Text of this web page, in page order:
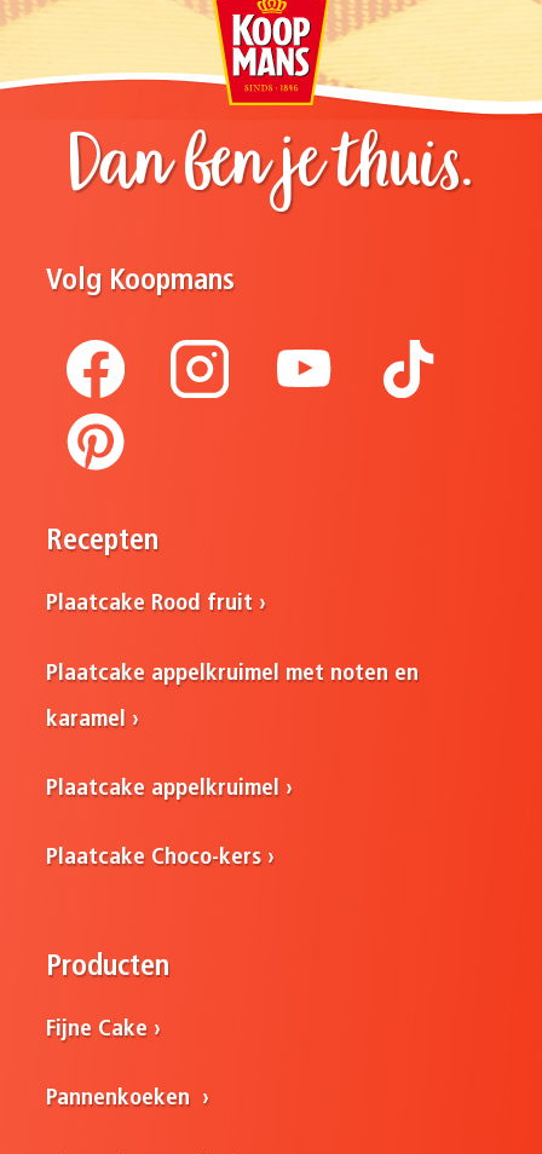
Dan ben je thuis.
Volg Koopmans
Recepten
Plaatcake Rood fruit
Plaatcake appelkruimel met noten en
karamel
Plaatcake appelkruimel
Plaatcake Choco-kers
Producten
Fijne Cake
Pannenkoeken